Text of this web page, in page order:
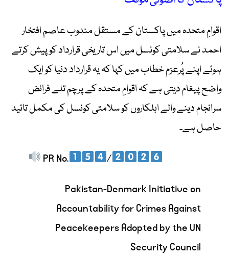
اقوامِ متحدہ میں پاکستان کے مستقل مندوب عاصم افتخار
احمد نے سلامتی کونسل میں اس تاریخی قرارداد کو پیش کرتے
ہوئے اپنے پُرعزم خطاب میں کہا کہ یہ قرارداد دنیا کو ایک
واضح پیغام دیتی ہے کہ اقوامِ متحدہ کے پرچم تلے فرائض
سرانجام دینے والے اہلکاروں کو سلامتی کونسل کی مکمل تائید
حاصل ہے۔
PR No.
/
Pakistan-Denmark Initiative on
Accountability for Crimes Against
Peacekeepers Adopted by the UN
Security Council